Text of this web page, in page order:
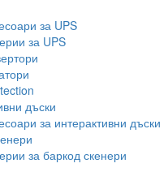
за UPS
за UPS
дъски
за интерактивни дъски
за баркод скенери